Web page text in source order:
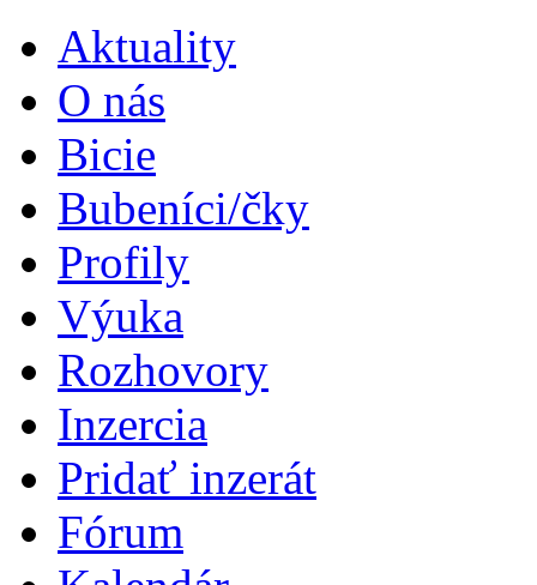
Aktuality
O nás
Bicie
Bubeníci/čky
Profily
Výuka
Rozhovory
Inzercia
Pridať inzerát
Fórum